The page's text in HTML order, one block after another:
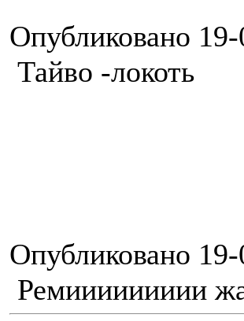
Опубликовано
Тайво -локоть
Опубликовано
Ремиииииииии